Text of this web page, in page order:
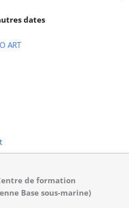
dates
ART
de formation
Base sous-marine)